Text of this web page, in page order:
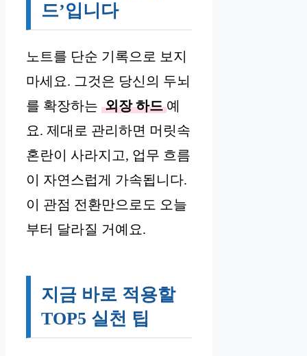
드’입니다
노트를 단순 기록으로 보지
마세요. 그것은 당신의 두뇌
를 확장하는 외장 하드 예
요. 제대로 관리하면 머릿속
혼란이 사라지고, 업무 흐름
이 자연스럽게 가속됩니다.
이 관점 전환만으로도 오늘
부터 달라질 거예요.
지금 바로 적용할
TOP5 실천 팁